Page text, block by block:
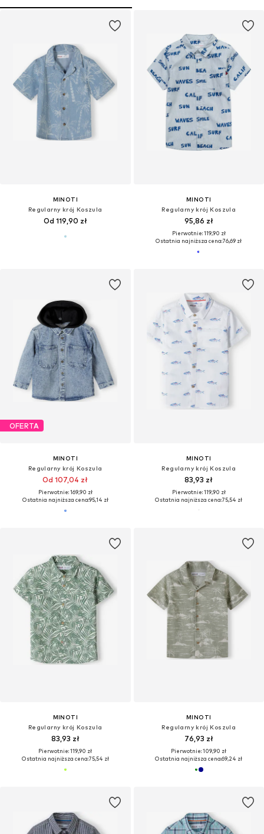
MINOTI
Regularny krój Koszula
Od 119,90 zł
MINOTI
Regularny krój Koszula
95,86 zł
Pierwotnie: 119,90 zł
Ostatnia najniższa cena:76,69 zł
OFERTA
MINOTI
Regularny krój Koszula
Od 107,04 zł
Pierwotnie: 169,90 zł
Ostatnia najniższa cena:95,14 zł
MINOTI
Regularny krój Koszula
83,93 zł
Pierwotnie: 119,90 zł
Ostatnia najniższa cena:75,54 zł
MINOTI
Regularny krój Koszula
83,93 zł
Pierwotnie: 119,90 zł
Ostatnia najniższa cena:75,54 zł
MINOTI
Regularny krój Koszula
76,93 zł
Pierwotnie: 109,90 zł
Ostatnia najniższa cena:69,24 zł